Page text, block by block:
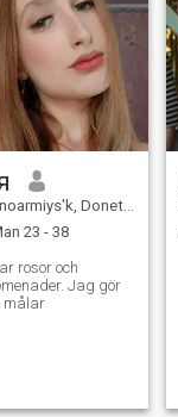
Donets'k, Ukraina
23 - 38
rosor och
Jag gör
målar